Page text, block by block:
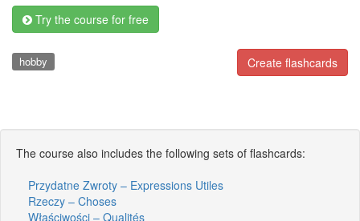
Try the course for free
Create flashcards
hobby
The course also includes the following sets of flashcards:
Przydatne Zwroty – Expressions Utiles
Rzeczy – Choses
Właściwości – Qualités